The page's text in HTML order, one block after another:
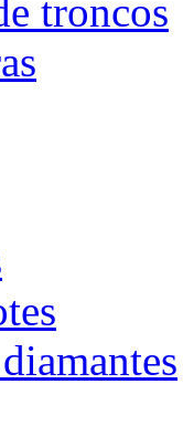
troncos